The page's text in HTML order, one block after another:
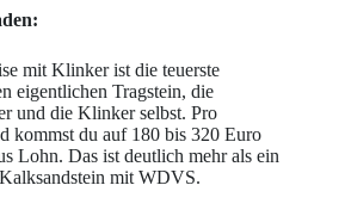
mit Klinker ist die teuerste
eigentlichen Tragstein, die
und die Klinker selbst. Pro
kommst du auf 180 bis 320 Euro
Lohn. Das ist deutlich mehr als ein
mit WDVS.